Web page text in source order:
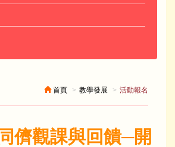
首頁 教學發展 活動報名
儕觀課與回饋─開